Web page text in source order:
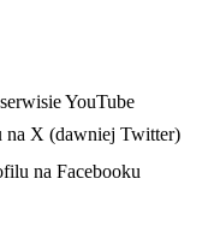
YouTube
na X (dawniej Twitter)
na Facebooku